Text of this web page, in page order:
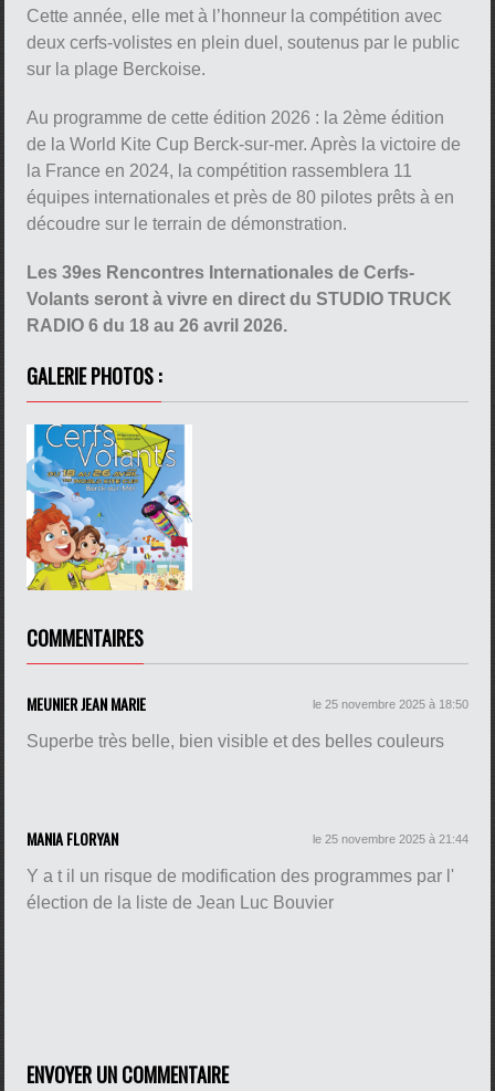
Cette année, elle met à l’honneur la compétition avec
deux cerfs-volistes en plein duel, soutenus par le public
sur la plage Berckoise.
Au programme de cette édition 2026 : la 2ème édition
de la World Kite Cup Berck-sur-mer. Après la victoire de
la France en 2024, la compétition rassemblera 11
équipes internationales et près de 80 pilotes prêts à en
découdre sur le terrain de démonstration.
Les 39es Rencontres Internationales de Cerfs-
Volants seront à vivre en direct du STUDIO TRUCK
RADIO 6 du 18 au 26 avril 2026.
GALERIE PHOTOS :
COMMENTAIRES
MEUNIER JEAN MARIE le 25 novembre 2025 à 18:50
Superbe très belle, bien visible et des belles couleurs
MANIA FLORYAN le 25 novembre 2025 à 21:44
Y a t il un risque de modification des programmes par l'
élection de la liste de Jean Luc Bouvier
ENVOYER UN COMMENTAIRE